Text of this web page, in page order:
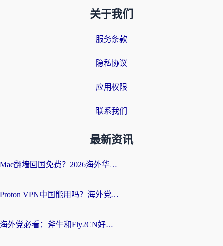
关于我们
服务条款
隐私协议
应用权限
联系我们
最新资讯
Mac翻墙回国免费？2026海外华人亲测：从CCTV5直播到国内APP，这样选加速器才靠谱
Proton VPN中国能用吗？海外党选回国加速器的避坑指南（附番茄加速器实测）
海外党必看：斧牛和Fly2CN好用吗？3招教你选对回国加速器（附免费试用攻略）